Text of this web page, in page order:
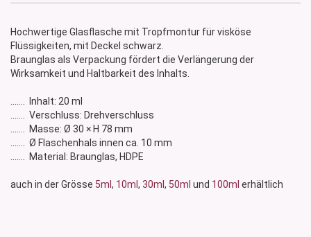
Hochwertige Glasflasche mit Tropfmontur für visköse
Flüssigkeiten, mit Deckel schwarz.
Braunglas als Verpackung fördert die Verlängerung der
Wirksamkeit und Haltbarkeit des Inhalts.
....... Inhalt: 20 ml
....... Verschluss: Drehverschluss
....... Masse: Ø 30 × H 78 mm
....... Ø Flaschenhals innen ca. 10 mm
....... Material: Braunglas, HDPE
auch in der Grösse 5ml , 10ml , 30ml , 50ml und 100ml erhältlich